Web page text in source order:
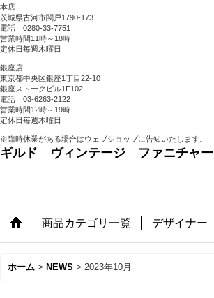
本店
茨城県古河市関戸1790-173
電話 0280-33-7751
営業時間11時～18時
定休日毎週木曜日
銀座店
東京都中央区銀座1丁目22-10
銀座ストークビル1F102
電話 03-6263-2122
営業時間12時～19時
定休日毎週木曜日
※臨時休業がある場合はウェブショップに告知いたします。
ギルド ヴィンテージ ファニチャー
商品カテゴリ一覧 デザイナー
ホーム > NEWS > 2023年10月